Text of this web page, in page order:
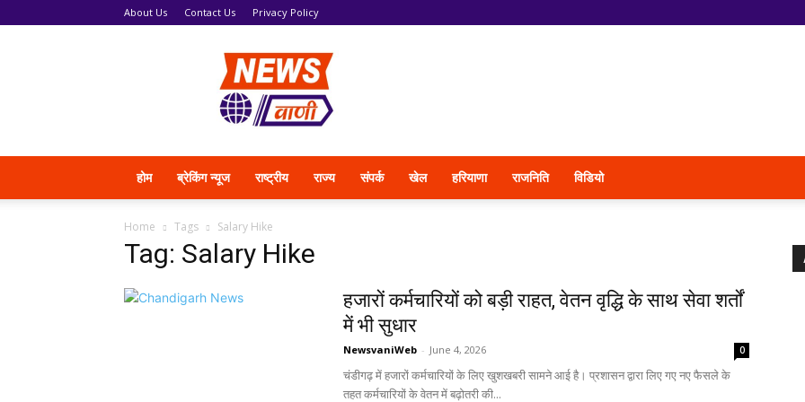
About Us Contact Us Privacy Policy
News
Vani
होम ब्रेकिंग न्यूज राष्ट्रीय राज्य संपर्क खेल हरियाणा राजनिति विडियो
Home Tags Salary Hike
Tag: Salary Hike
हजारों कर्मचारियों को बड़ी राहत, वेतन वृद्धि के साथ सेवा शर्तों
में भी सुधार
NewsvaniWeb - June 4, 2026 0
चंडीगढ़ में हजारों कर्मचारियों के लिए खुशखबरी सामने आई है। प्रशासन द्वारा लिए गए नए फैसले के
तहत कर्मचारियों के वेतन में बढ़ोतरी की...